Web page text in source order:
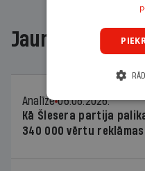
Jaunākajā
Analīze 06.08.2026.
Kā Šlesera partija
340 000 vērtu